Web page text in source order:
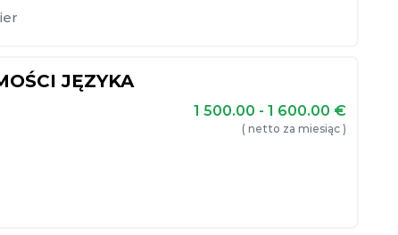
JĘZYKA
1 500.00 - 1 600.00 €
( netto za miesiąc )